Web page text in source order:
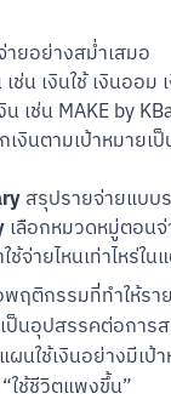
ยอย่างสม่ำเสมอ
ช่น เงินใช้ เงินออม
เช่น MAKE by
เงินตามเป้าหมายเ
สรุปรายจ่ายแบบ
เลือกหมวดหมู่ตอน
ช้จ่ายไหนเท่าไหร่ใน
ฤติกรรมที่ทำให้รา
ป็นอุปสรรคต่อการ
ใช้เงินอย่างมีเป้
ใช้ชีวิตแพงขึ้น”